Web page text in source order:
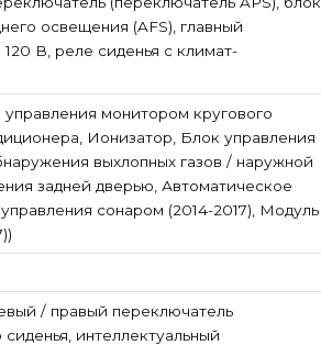
освещения (AFS), главный
В, реле сиденья с климат-
монитором кругового
Ионизатор, Блок управления
выхлопных газов / наружной
задней дверью, Автоматическое
сонаром (2014-2017), Модуль
/ правый переключатель
интеллектуальный